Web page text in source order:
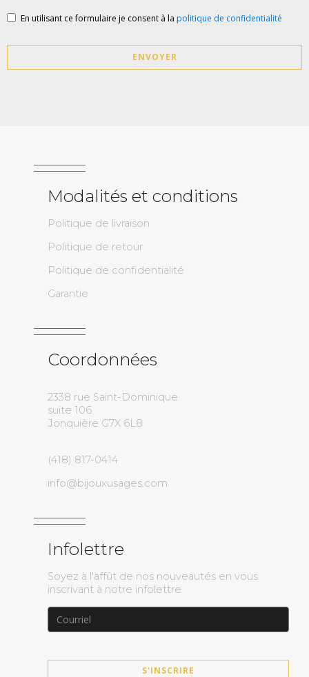
En utilisant ce formulaire je consent à la politique de confidentialité
ENVOYER
Modalités et conditions
Politique de livraison
Politique de retour
Politique de confidentialité
Garantie
Coordonnées
2338 rue Saint-Dominique
suite 106
Jonquière G7X 6L8
(418) 817-0414
info@bijouxusages.com
Infolettre
Soyez à l'affût de nos nouveautés en vous
inscrivant à notre infolettre
S'INSCRIRE